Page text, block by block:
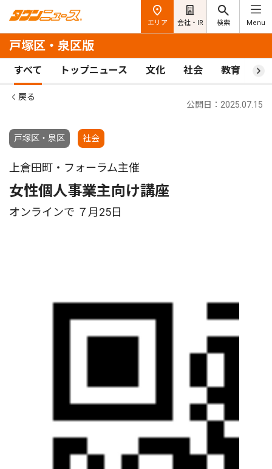
エリア 会社・IR 検索 Menu
戸塚区・泉区版
すべて トップニュース 文化 社会 教育 ス
戻る
戸塚区・泉区 社会
公開日：2025.07.15
上倉田町・フォーラム主催
女性個人事業主向け講座
オンラインで ７月25日